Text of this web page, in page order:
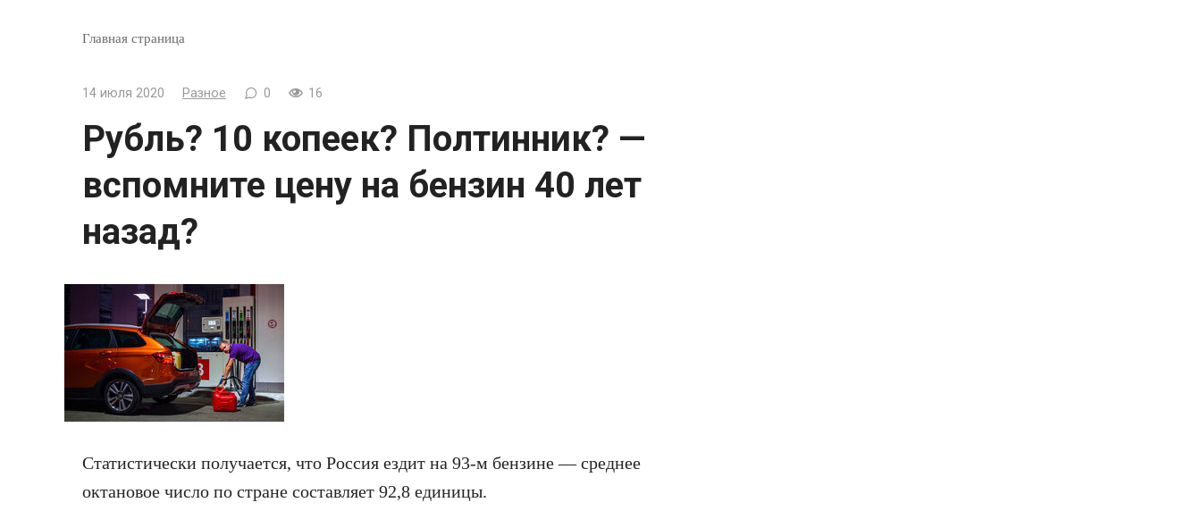
Главная страница
14 июля 2020 Разное 0 16
Рубль? 10 копеек? Полтинник? —
вспомните цену на бензин 40 лет
назад?
Статистически получается, что Россия ездит на 93-м бензине — среднее
октановое число по стране составляет 92,8 единицы.